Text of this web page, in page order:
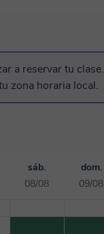
a reservar tu clase.
zona horaria local.
sáb.
08/08
dom.
09/08